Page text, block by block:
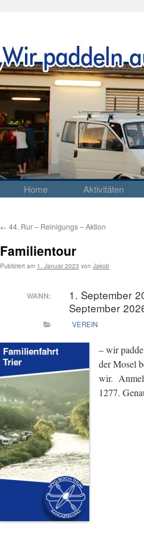
SpringeHome Aktivitäten
← 44. Rur – Reinigungs – Aktion
Familientour
Publiziert am 1. Januar 2023 von Jakob
WANN:
1. September
September
VEREIN
– wir
der Mosel
wir.
1277.